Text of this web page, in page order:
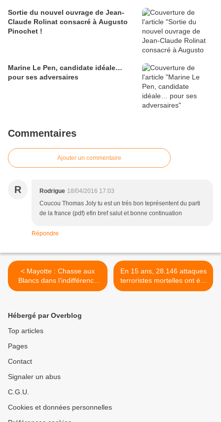
Sortie du nouvel ouvrage de Jean-
Claude Rolinat consacré à Augusto
Pinochet !
Marine Le Pen, candidate idéale…
pour ses adversaires
Commentaires
Ajouter un commentaire
R Rodrigue 18/04/2016 17:03
Coucou Thomas Joly tu est un trés bon teprésentent du parti
de la france (pdf) efin bref salut et bonne continuation
Répondre
< Mayotte : Chasse aux
Blancs dans l’indifférence
médiatique générale, un
En 15 ans, 28.146 attaques
terroristes mortelles ont été
perpétrées par des
Hébergé par Overblog
Top articles
Pages
Contact
Signaler un abus
C.G.U.
Cookies et données personnelles